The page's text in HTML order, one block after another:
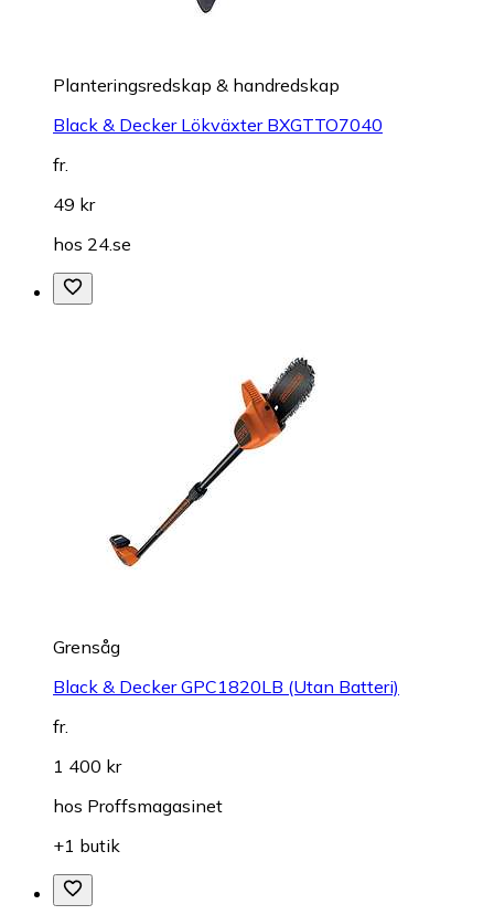
Planteringsredskap & handredskap
Black & Decker Lökväxter BXGTTO7040
fr.
49 kr
hos 24.se
Grensåg
Black & Decker GPC1820LB (Utan Batteri)
fr.
1 400 kr
hos Proffsmagasinet
+1 butik